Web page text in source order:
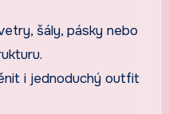
šály, pásky nebo
i jednoduchý outfit